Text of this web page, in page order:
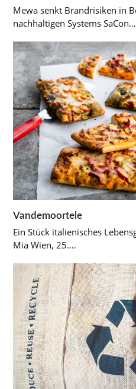
Mewa senkt Brandrisiken in
nachhaltigen Systems SaCon…
Vandemoortele
Ein Stück italienisches
Mia Wien, 25.…